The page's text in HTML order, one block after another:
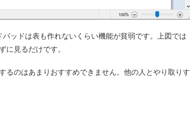
ッドは表も作れないくらい機能が貧弱です。上図では
に見るだけです。
るのはあまりおすすめできません。他の人とやり取りす